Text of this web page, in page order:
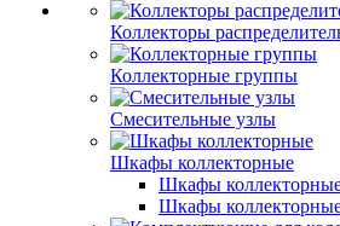
Коллекторы
Коллекторные группы
Смесительные узлы
Шкафы коллекторные
Шкафы
Шкафы